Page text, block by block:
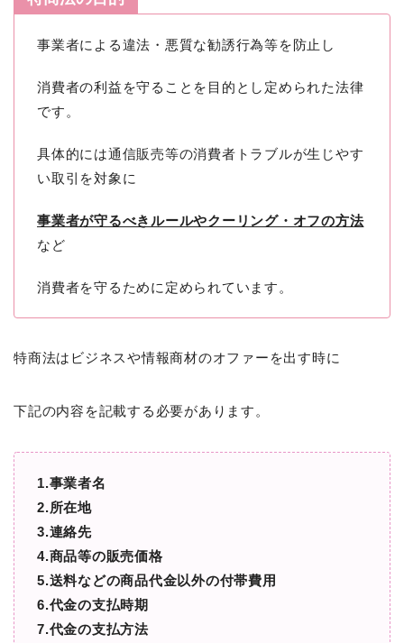
事業者による違法・悪質な勧誘行為等を防止し
消費者の利益を守ることを目的とし定められた法律
です。
具体的には通信販売等の消費者トラブルが生じやす
い取引を対象に
事業者が守るべきルールやクーリング・オフの方法
など
消費者を守るために定められています。
特商法はビジネスや情報商材のオファーを出す時に
下記の内容を記載する必要があります。
1.事業者名
2.所在地
3.連絡先
4.商品等の販売価格
5.送料などの商品代金以外の付帯費用
6.代金の支払時期
7.代金の支払方法